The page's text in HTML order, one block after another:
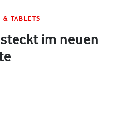
& TABLETS
steckt im neuen